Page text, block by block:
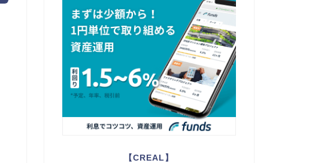
【CREAL】